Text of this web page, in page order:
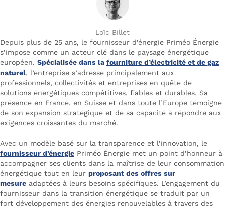
Loïc Billet
Depuis plus de 25 ans, le fournisseur d’énergie Priméo Énergie
s’impose comme un acteur clé dans le paysage énergétique
européen. Spécialisée dans la fourniture d’électricité et de gaz
naturel, l’entreprise s’adresse principalement aux
professionnels, collectivités et entreprises en quête de
solutions énergétiques compétitives, fiables et durables. Sa
présence en France, en Suisse et dans toute l’Europe témoigne
de son expansion stratégique et de sa capacité à répondre aux
exigences croissantes du marché.
Avec un modèle basé sur la transparence et l’innovation, le
fournisseur d’énergie Priméo Énergie met un point d’honneur à
accompagner ses clients dans la maîtrise de leur consommation
énergétique tout en leur proposant des offres sur
mesure adaptées à leurs besoins spécifiques. L’engagement du
fournisseur dans la transition énergétique se traduit par un
fort développement des énergies renouvelables à travers des